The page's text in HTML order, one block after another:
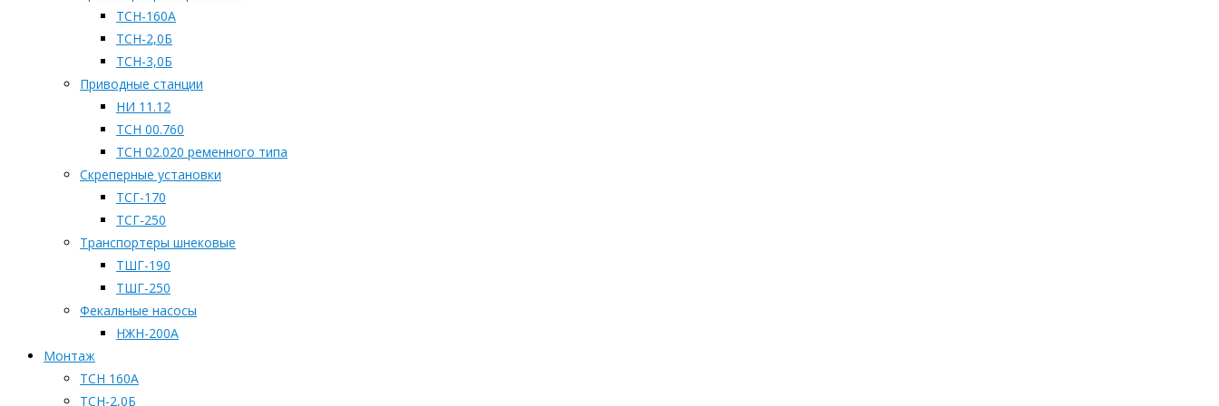
ТСН-160А
ТСН-2,0Б
ТСН-3,0Б
Приводные станции
НИ 11.12
ТСН 00.760
ТСН 02.020 ременного типа
Скреперные установки
ТСГ-170
ТСГ-250
Транспортеры шнековые
ТШГ-190
ТШГ-250
Фекальные насосы
НЖН-200А
Монтаж
ТСН 160А
ТСН-2,0Б